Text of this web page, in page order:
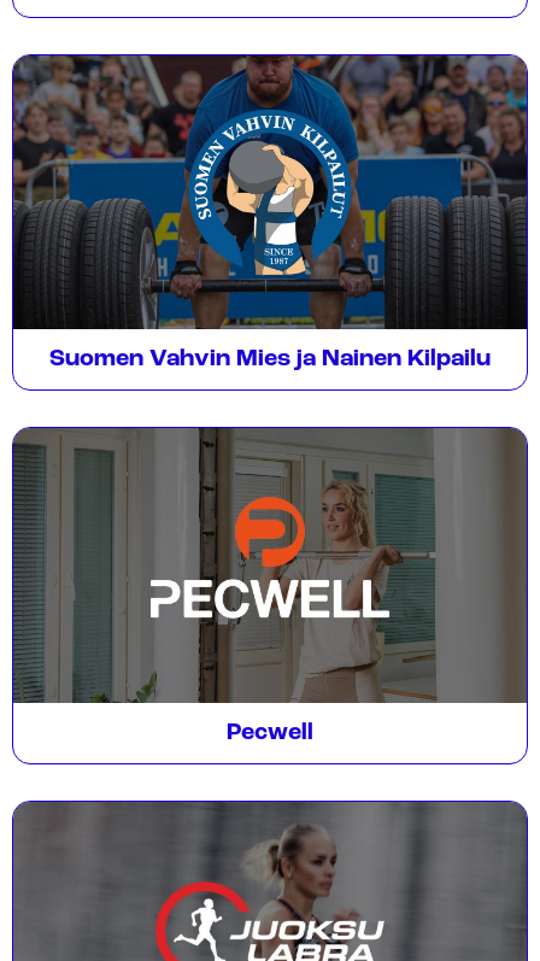
Suomen Vahvin Mies ja Nainen Kilpailu
Pecwell